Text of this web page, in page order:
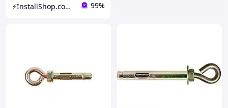
⚡InstallShop.com.ua⚡ 99%